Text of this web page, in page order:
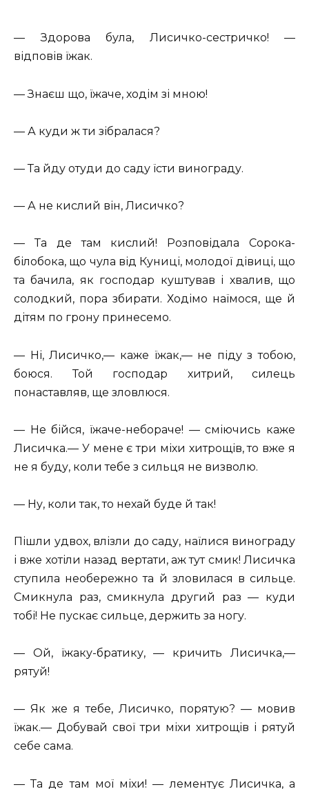
— Здорова була, Лисичко-сестричко! —
відповів їжак.
— Знаєш що, їжаче, ходім зі мною!
— А куди ж ти зібралася?
— Та йду отуди до саду їсти винограду.
— А не кислий він, Лисичко?
— Та де там кислий! Розповідала Сорока-
білобока, що чула від Куниці, молодої дівиці, що
та бачила, як господар куштував і хвалив, що
солодкий, пора збирати. Ходімо наїмося, ще й
дітям по грону принесемо.
— Ні, Лисичко,— каже їжак,— не піду з тобою,
боюся. Той господар хитрий, силець
понаставляв, ще зловлюся.
— Не бійся, їжаче-небораче! — сміючись каже
Лисичка.— У мене є три міхи хитрощів, то вже я
не я буду, коли тебе з сильця не визволю.
— Ну, коли так, то нехай буде й так!
Пішли удвох, влізли до саду, наїлися винограду
і вже хотіли назад вертати, аж тут смик! Лисичка
ступила необережно та й зловилася в сильце.
Смикнула раз, смикнула другий раз — куди
тобі! Не пускає сильце, держить за ногу.
— Ой, їжаку-братику, — кричить Лисичка,—
рятуй!
— Як же я тебе, Лисичко, порятую? — мовив
їжак.— Добувай свої три міхи хитрощів і рятуй
себе сама.
— Та де там мої міхи! — лементує Лисичка, а